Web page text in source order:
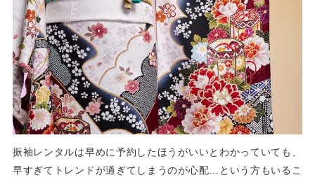
振袖レンタルは早めに予約したほうがいいとわかっていても、
早すぎてトレンドが過ぎてしまうのが心配…という方もいるこ